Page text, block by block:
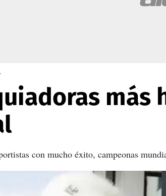
más
con mucho éxito, campeonas